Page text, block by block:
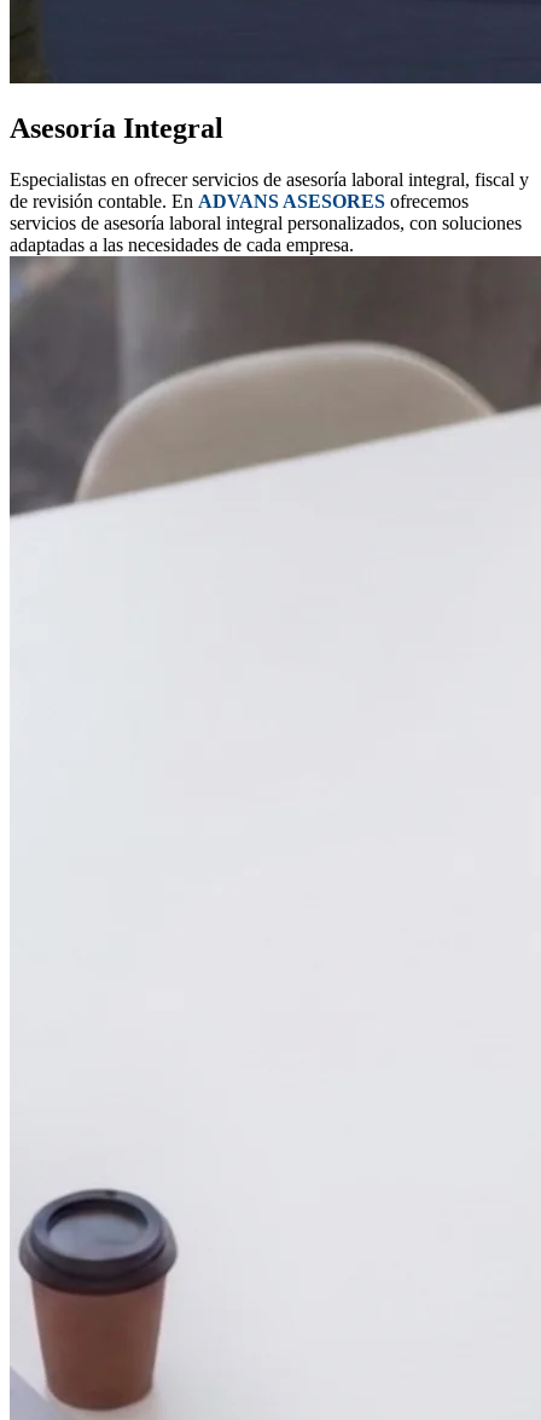
Asesoría Integral
Especialistas en ofrecer servicios de asesoría laboral integral, fiscal y
de revisión contable. En ADVANS ASESORES ofrecemos
servicios de asesoría laboral integral personalizados, con soluciones
adaptadas a las necesidades de cada empresa.